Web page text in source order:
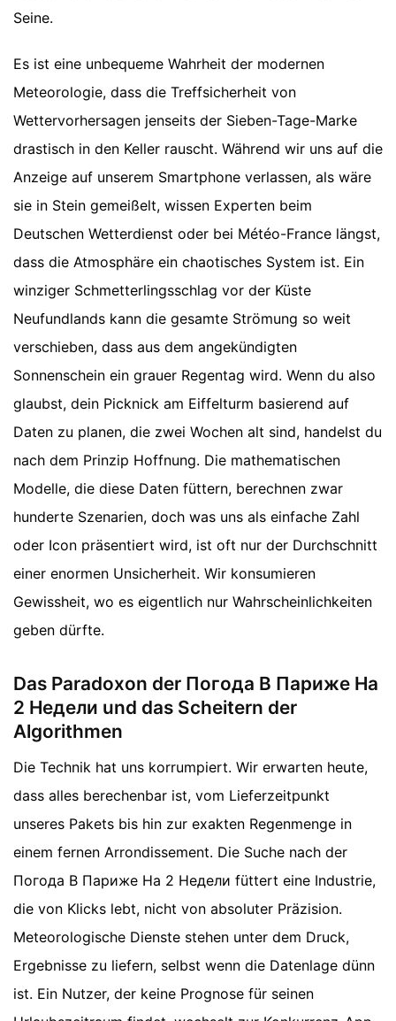
Seine.
Es ist eine unbequeme Wahrheit der modernen
Meteorologie, dass die Treffsicherheit von
Wettervorhersagen jenseits der Sieben-Tage-Marke
drastisch in den Keller rauscht. Während wir uns auf die
Anzeige auf unserem Smartphone verlassen, als wäre
sie in Stein gemeißelt, wissen Experten beim
Deutschen Wetterdienst oder bei Météo-France längst,
dass die Atmosphäre ein chaotisches System ist. Ein
winziger Schmetterlingsschlag vor der Küste
Neufundlands kann die gesamte Strömung so weit
verschieben, dass aus dem angekündigten
Sonnenschein ein grauer Regentag wird. Wenn du also
glaubst, dein Picknick am Eiffelturm basierend auf
Daten zu planen, die zwei Wochen alt sind, handelst du
nach dem Prinzip Hoffnung. Die mathematischen
Modelle, die diese Daten füttern, berechnen zwar
hunderte Szenarien, doch was uns als einfache Zahl
oder Icon präsentiert wird, ist oft nur der Durchschnitt
einer enormen Unsicherheit. Wir konsumieren
Gewissheit, wo es eigentlich nur Wahrscheinlichkeiten
geben dürfte.
Das Paradoxon der Погода В Париже На
2 Недели und das Scheitern der
Algorithmen
Die Technik hat uns korrumpiert. Wir erwarten heute,
dass alles berechenbar ist, vom Lieferzeitpunkt
unseres Pakets bis hin zur exakten Regenmenge in
einem fernen Arrondissement. Die Suche nach der
Погода В Париже На 2 Недели füttert eine Industrie,
die von Klicks lebt, nicht von absoluter Präzision.
Meteorologische Dienste stehen unter dem Druck,
Ergebnisse zu liefern, selbst wenn die Datenlage dünn
ist. Ein Nutzer, der keine Prognose für seinen